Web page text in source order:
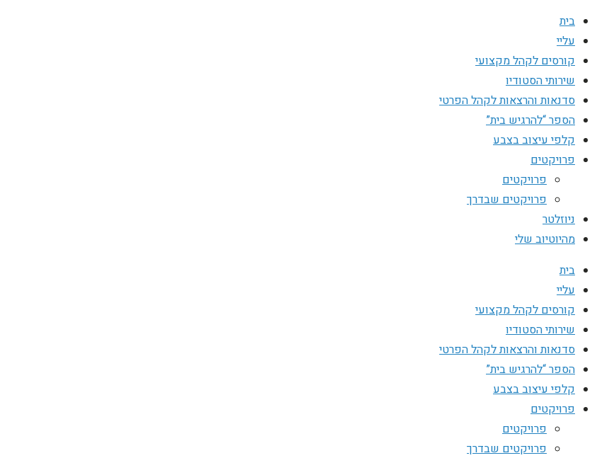
בית
עליי
קורסים לקהל מקצועי
שירותי הסטודיו
סדנאות והרצאות לקהל הפרטי
הספר “להרגיש בית”
קלפי עיצוב בצבע
פרויקטים
פרויקטים
פרויקטים שבדרך
ניוזלטר
מהיוטיוב שלי
בית
עליי
קורסים לקהל מקצועי
שירותי הסטודיו
סדנאות והרצאות לקהל הפרטי
הספר “להרגיש בית”
קלפי עיצוב בצבע
פרויקטים
פרויקטים
פרויקטים שבדרך